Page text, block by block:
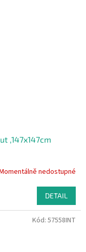
,147x147cm
nedostupné
DETAIL
Kód: 57558INT